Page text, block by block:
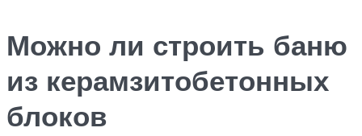
Можно ли строить баню
из керамзитобетонных
блоков